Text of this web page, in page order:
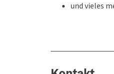
und vieles